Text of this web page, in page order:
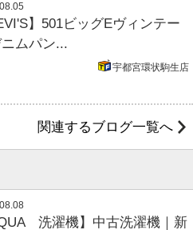
】501ビッグEヴィンテー
ムパン...
宇都宮環状駒生店
関連するブログ一覧へ
洗濯機】中古洗濯機｜新